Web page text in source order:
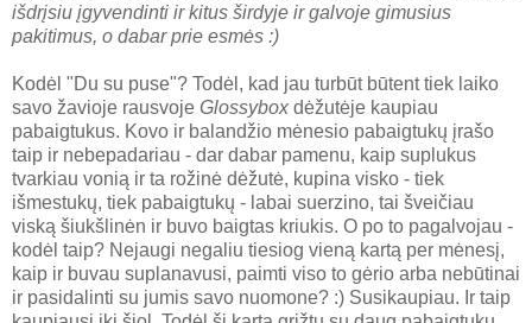
išdrįsiu įgyvendinti ir kitus širdyje ir galvoje gimusius
pakitimus, o dabar prie esmės :)
Kodėl "Du su puse"? Todėl, kad jau turbūt būtent tiek laiko
savo žavioje rausvoje Glossybox dėžutėje kaupiau
pabaigtukus. Kovo ir balandžio mėnesio pabaigtukų įrašo
taip ir nebepadariau - dar dabar pamenu, kaip suplukus
tvarkiau vonią ir ta rožinė dėžutė, kupina visko - tiek
išmestukų, tiek pabaigtukų - labai suerzino, tai šveičiau
viską šiukšlinėn ir buvo baigtas kriukis. O po to pagalvojau -
kodėl taip? Nejaugi negaliu tiesiog vieną kartą per mėnesį,
kaip ir buvau suplanavusi, paimti viso to gėrio arba nebūtinai
ir pasidalinti su jumis savo nuomone? :) Susikaupiau. Ir taip